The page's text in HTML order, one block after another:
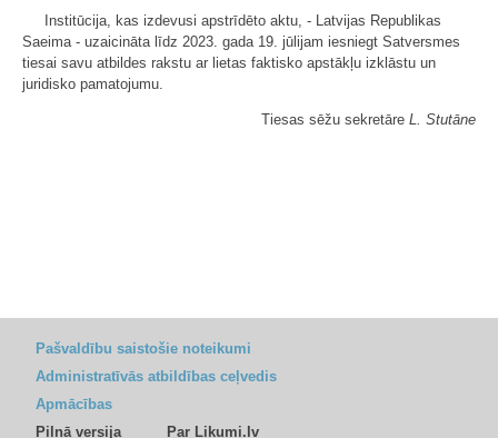
Institūcija, kas izdevusi apstrīdēto aktu, - Latvijas Republikas
Saeima - uzaicināta līdz 2023. gada 19. jūlijam iesniegt Satversmes
tiesai savu atbildes rakstu ar lietas faktisko apstākļu izklāstu un
juridisko pamatojumu.
Tiesas sēžu sekretāre L. Stutāne
Pašvaldību saistošie noteikumi
Administratīvās atbildības ceļvedis
Apmācības
Pilnā versija
Par Likumi.lv